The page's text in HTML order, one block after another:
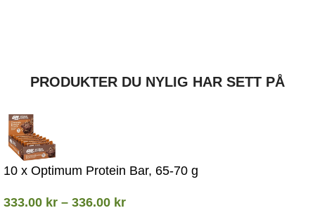
PRODUKTER DU NYLIG HAR SETT PÅ
10 x Optimum Protein Bar, 65-70 g
333.00 kr – 336.00 kr